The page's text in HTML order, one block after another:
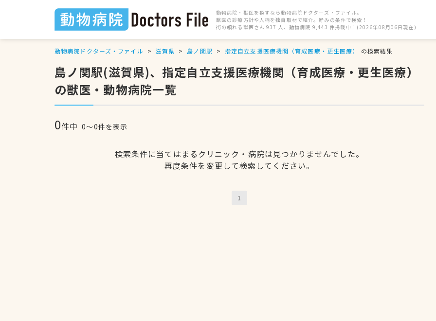
動物病院・獣医を探すなら動物病院ドクターズ・ファイル。
獣医の診療方針や人柄を独自取材で紹介。好みの条件で検索！
街の頼れる獣医さん 937 人、動物病院 9,443 件掲載中！(2026年08月06日現在)
動物病院ドクターズ・ファイル 滋賀県 島ノ関駅 指定自立支援医療機関（育成医療・更生医療） の検索結果
島ノ関駅(滋賀県)、指定自立支援医療機関（育成医療・更生医療）
の獣医・動物病院一覧
0件中 0〜0件を表示
検索条件に当てはまるクリニック・病院は見つかりませんでした。
再度条件を変更して検索してください。
1